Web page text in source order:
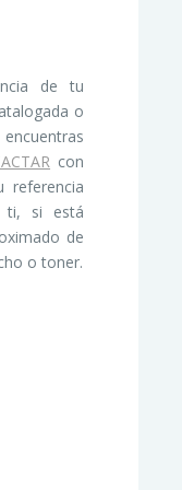
de tu
o
con
referencia
ti, si está
de
o toner.